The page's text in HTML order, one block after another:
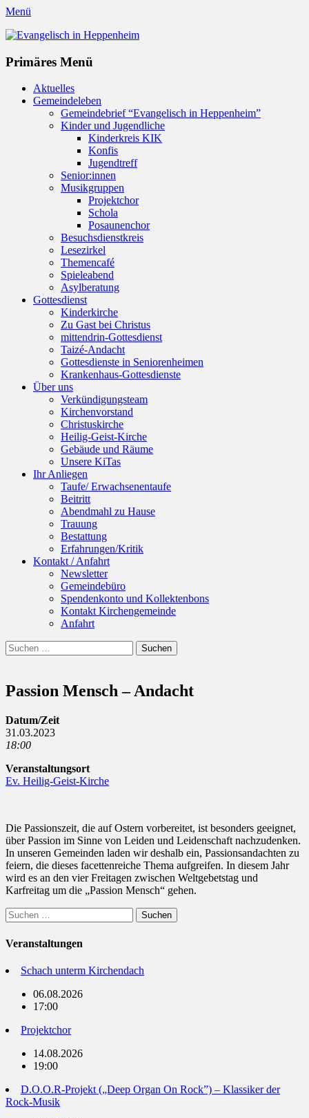
Menü
Evangelisch in Heppenheim
Primäres Menü
Zum
Inhalt
Aktuelles
Gemeindeleben
Gemeindebrief “Evangelisch in Heppenheim”
Kinder und Jugendliche
Kinderkreis KIK
Konfis
Jugendtreff
Senior:innen
Musikgruppen
Projektchor
Schola
Posaunenchor
Besuchsdienstkreis
Lesezirkel
Themencafé
Spieleabend
Asylberatung
Gottesdienst
Kinderkirche
Zu Gast bei Christus
mittendrin-Gottesdienst
Taizé-Andacht
Gottesdienste in Seniorenheimen
Krankenhaus-Gottesdienste
Über uns
Verkündigungsteam
Kirchenvorstand
Christuskirche
Heilig-Geist-Kirche
Gebäude und Räume
Unsere KiTas
Ihr Anliegen
Taufe/ Erwachsenentaufe
Beitritt
Abendmahl zu Hause
Trauung
Bestattung
Erfahrungen/Kritik
Kontakt / Anfahrt
Newsletter
Gemeindebüro
Spendenkonto und Kollektenbons
Kontakt Kirchengemeinde
Anfahrt
Suchen
Suchen
nach:
Passion Mensch – Andacht
Datum/Zeit
31.03.2023
18:00
Veranstaltungsort
Ev. Heilig-Geist-Kirche
Die Passionszeit, die auf Ostern vorbereitet, ist besonders geeignet,
über Passion im Sinne von Leiden und Leidenschaft nachzudenken.
In unseren Gemeinden laden wir deshalb ein, Passionsandachten zu
feiern, die dieses facettenreiche Thema aufgreifen. In diesem Jahr
wird es an den vier Freitagen zwischen Weltgebetstag und
Karfreitag um die „Passion Mensch“ gehen.
Suchen
nach:
Veranstaltungen
Schach unterm Kirchendach
06.08.2026
17:00
Projektchor
14.08.2026
19:00
D.O.O.R-Projekt („Deep Organ On Rock”) – Klassiker der
Rock-Musik